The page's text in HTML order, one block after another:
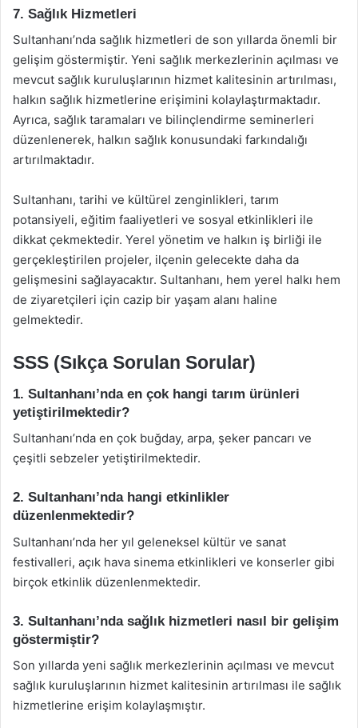
7. Sağlık Hizmetleri
Sultanhanı’nda sağlık hizmetleri de son yıllarda önemli bir
gelişim göstermiştir. Yeni sağlık merkezlerinin açılması ve
mevcut sağlık kuruluşlarının hizmet kalitesinin artırılması,
halkın sağlık hizmetlerine erişimini kolaylaştırmaktadır.
Ayrıca, sağlık taramaları ve bilinçlendirme seminerleri
düzenlenerek, halkın sağlık konusundaki farkındalığı
artırılmaktadır.
Sultanhanı, tarihi ve kültürel zenginlikleri, tarım
potansiyeli, eğitim faaliyetleri ve sosyal etkinlikleri ile
dikkat çekmektedir. Yerel yönetim ve halkın iş birliği ile
gerçekleştirilen projeler, ilçenin gelecekte daha da
gelişmesini sağlayacaktır. Sultanhanı, hem yerel halkı hem
de ziyaretçileri için cazip bir yaşam alanı haline
gelmektedir.
SSS (Sıkça Sorulan Sorular)
1. Sultanhanı’nda en çok hangi tarım ürünleri
yetiştirilmektedir?
Sultanhanı’nda en çok buğday, arpa, şeker pancarı ve
çeşitli sebzeler yetiştirilmektedir.
2. Sultanhanı’nda hangi etkinlikler
düzenlenmektedir?
Sultanhanı’nda her yıl geleneksel kültür ve sanat
festivalleri, açık hava sinema etkinlikleri ve konserler gibi
birçok etkinlik düzenlenmektedir.
3. Sultanhanı’nda sağlık hizmetleri nasıl bir gelişim
göstermiştir?
Son yıllarda yeni sağlık merkezlerinin açılması ve mevcut
sağlık kuruluşlarının hizmet kalitesinin artırılması ile sağlık
hizmetlerine erişim kolaylaşmıştır.